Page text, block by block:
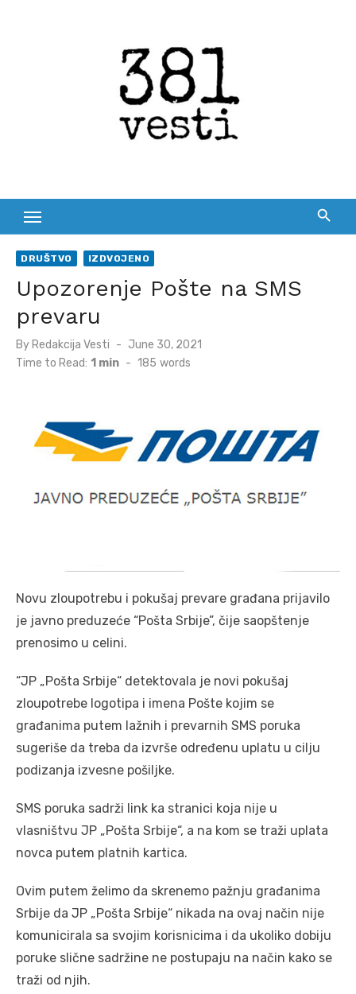
DRUŠTVO IZDVOJENO
Upozorenje Pošte na SMS
prevaru
By Redakcija Vesti
Posted
on
June 30, 2021
Time to Read: 1 min - 185 words
Novu zloupotrebu i pokušaj prevare građana prijavilo
je javno preduzeće “Pošta Srbije”, čije saopštenje
prenosimo u celini.
“JP „Pošta Srbije“ detektovala je novi pokušaj
zloupotrebe logotipa i imena Pošte kojim se
građanima putem lažnih i prevarnih SMS poruka
sugeriše da treba da izvrše određenu uplatu u cilju
podizanja izvesne pošiljke.
SMS poruka sadrži link ka stranici koja nije u
vlasništvu JP „Pošta Srbije“, a na kom se traži uplata
novca putem platnih kartica.
Ovim putem želimo da skrenemo pažnju građanima
Srbije da JP „Pošta Srbije“ nikada na ovaj način nije
komunicirala sa svojim korisnicima i da ukoliko dobiju
poruke slične sadržine ne postupaju na način kako se
traži od njih.